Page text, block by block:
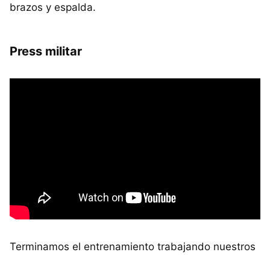
brazos y espalda.
Press militar
Terminamos el entrenamiento trabajando nuestros